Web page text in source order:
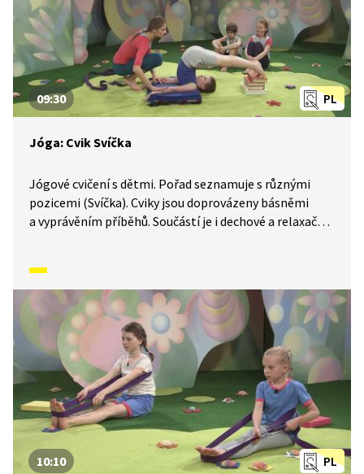
PL
09:30
Jóga: Cvik Svíčka
Jógové cvičení s dětmi. Pořad seznamuje s různými
pozicemi (Svíčka). Cviky jsou doprovázeny básněmi
a vyprávěním příběhů. Součástí je i dechové a relaxační
PL
10:10